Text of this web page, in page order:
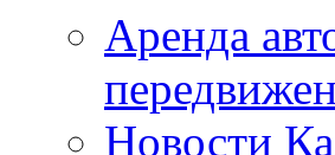
Аренда
Новости